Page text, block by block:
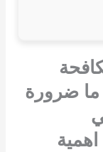
في البغدادي؟ | 2. ما ضرورة
اهمية